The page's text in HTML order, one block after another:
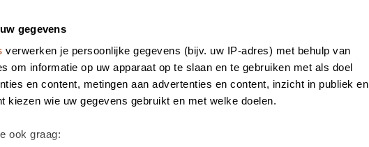
gegevens
verwerken je persoonlijke gegevens (bijv. uw IP-adres) met behulp van
om informatie op uw apparaat op te slaan en te gebruiken met als doel
en content, metingen aan advertenties en content, inzicht in publiek en
kiezen wie uw gegevens gebruikt en met welke doelen.
ook graag: